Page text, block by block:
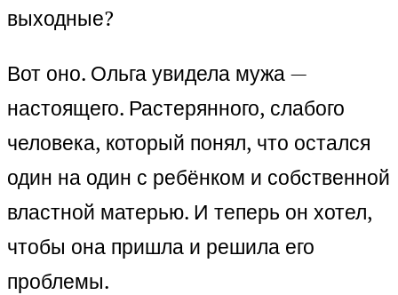
выходные?
Вот оно. Ольга увидела мужа —
настоящего. Растерянного, слабого
человека, который понял, что остался
один на один с ребёнком и собственной
властной матерью. И теперь он хотел,
чтобы она пришла и решила его
проблемы.